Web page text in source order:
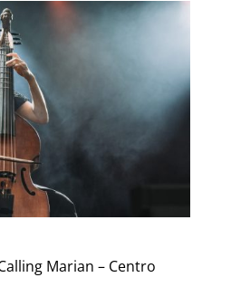
Marian – Centro